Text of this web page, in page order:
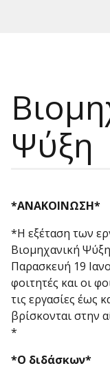
Ψύξη
*ΑΝΑΚΟΙΝΩΣΗ*
*Η εξέταση των
Βιομηχανική
Παρασκευή 19
φοιτητές και οι
τις εργασίες έως
βρίσκονται στην
*
*Ο διδάσκων*